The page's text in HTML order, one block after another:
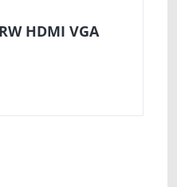
HDMI VGA